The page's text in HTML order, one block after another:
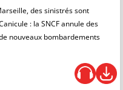
des sinistrés sont
: la SNCF annule des
nouveaux bombardements